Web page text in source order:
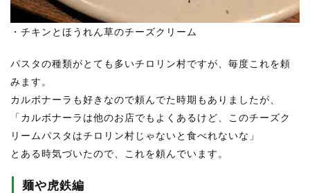
・チキンとほうれん草のチーズクリーム
パスタの種類がとても多いチロリン村ですが、毎度これを頼
みます。
カルボナーラも好きなので頼んでた時期もありましたが、
「カルボナーラは他のお店でもよくあるけど、このチーズク
リームパスタはチロリン村じゃないと食べれないな」
とある時気づいたので、これを頼んでいます。
麺や虎鉄編